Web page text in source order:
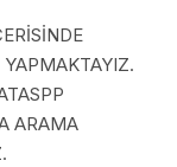
ARAMA